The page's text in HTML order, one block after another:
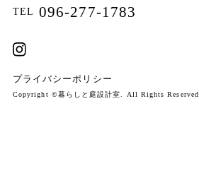
TEL 096-277-1783
プライバシーポリシー
Copyright ©暮らしと庭設計室. All Rights Reserved